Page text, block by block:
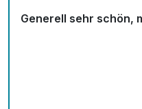
Dampfbad und
Generell sehr schön,